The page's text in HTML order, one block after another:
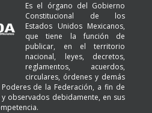
Es el órgano del Gobierno
Constitucional de los
Estados Unidos Mexicanos,
que tiene la función de
publicar, en el territorio
nacional, leyes, decretos,
reglamentos, acuerdos,
circulares, órdenes y demás
de la Federación, a fin de
observados debidamente, en sus